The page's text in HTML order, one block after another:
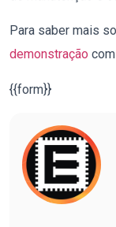
Para saber mais
demonstração
{{form}}